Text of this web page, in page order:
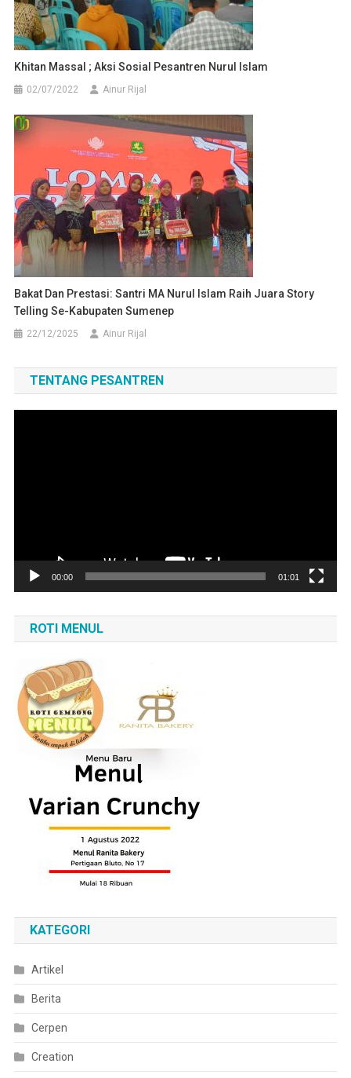
Khitan Massal ; Aksi Sosial Pesantren Nurul Islam
02/07/2022 Ainur Rijal
Bakat Dan Prestasi: Santri MA Nurul Islam Raih Juara Story
Telling Se-Kabupaten Sumenep
22/12/2025 Ainur Rijal
TENTANG PESANTREN
00:00 01:01
ROTI MENUL
KATEGORI
Artikel
Berita
Cerpen
Creation